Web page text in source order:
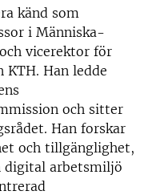
känd som
i Människa-
vicerektor för
Han ledde
och sitter
Han forskar
och tillgänglighet,
digital arbetsmiljö